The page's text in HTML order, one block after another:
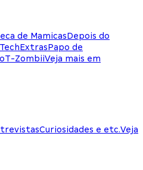
de MamicasDepois do
ExtrasPapo de
T-ZombiiVeja mais em
Curiosidades e etc.Veja